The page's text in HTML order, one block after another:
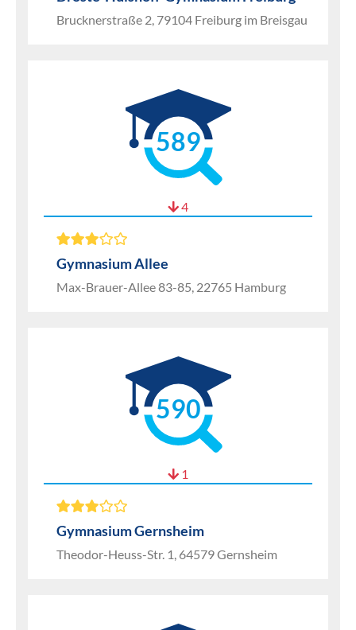
Brucknerstraße 2, 79104 Freiburg im Breisgau
589
4
Gymnasium Allee
Max-Brauer-Allee 83-85, 22765 Hamburg
590
1
Gymnasium Gernsheim
Theodor-Heuss-Str. 1, 64579 Gernsheim